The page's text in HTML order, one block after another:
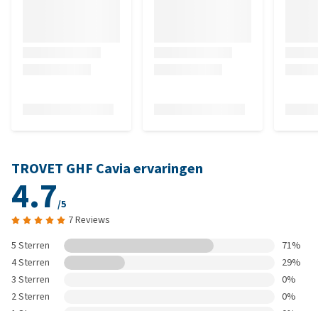
TROVET GHF Cavia ervaringen
4.7/5
7 Reviews
5 Sterren
71%
4 Sterren
29%
3 Sterren
0%
2 Sterren
0%